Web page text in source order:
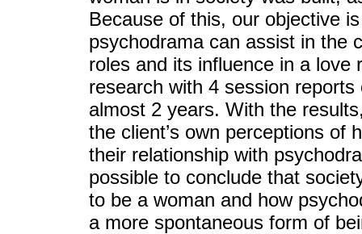
Because of this, our objective
psychodrama can assist in the
roles and its influence in a love
research with 4 session
almost 2 years. With the
the client’s own perceptions of
their relationship with
possible to conclude that
to be a woman and how
a more spontaneous form of